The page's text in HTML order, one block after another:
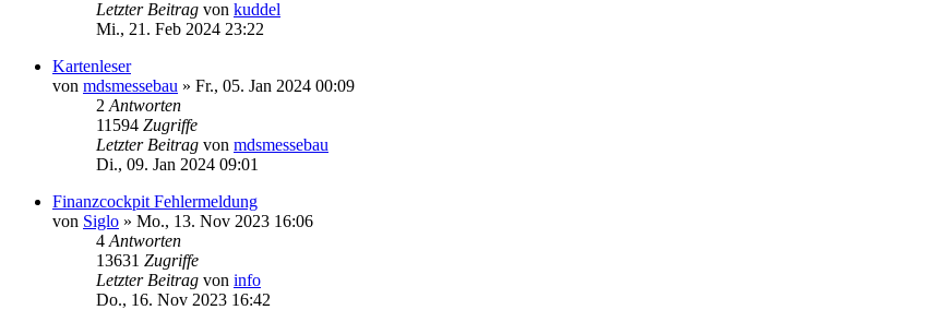
Letzter Beitrag von kuddel
Mi., 21. Feb 2024 23:22
Kartenleser
von mdsmessebau » Fr., 05. Jan 2024 00:09
2 Antworten
11594 Zugriffe
Letzter Beitrag von mdsmessebau
Di., 09. Jan 2024 09:01
Finanzcockpit Fehlermeldung
von Siglo » Mo., 13. Nov 2023 16:06
4 Antworten
13631 Zugriffe
Letzter Beitrag von info
Do., 16. Nov 2023 16:42